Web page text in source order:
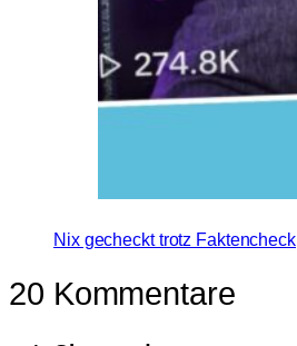
Nix gecheckt trotz Faktencheck
20 Kommentare